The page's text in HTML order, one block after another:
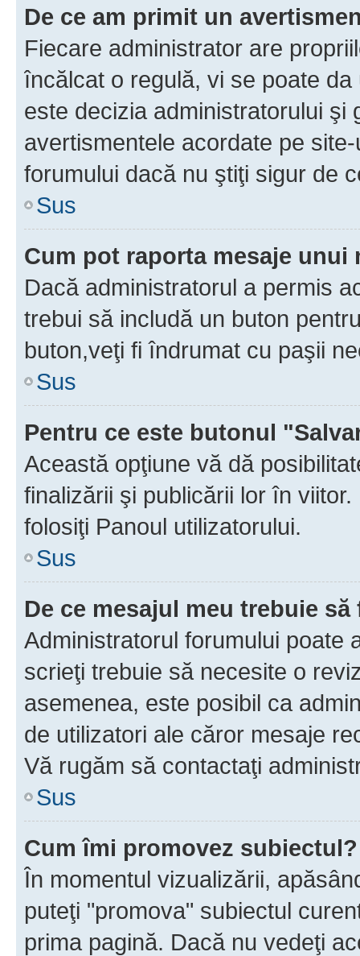
De ce am primit un
Fiecare administrator are
încălcat o regulă, vi se poate
este decizia administratorului şi
avertismentele acordate pe
forumului dacă nu ştiţi sigur de
Sus
Cum pot raporta mesaje unui
Dacă administratorul a permis
trebui să includă un buton
buton,veţi fi îndrumat cu paşii
Sus
Pentru ce este butonul
Această opţiune vă dă
finalizării şi publicării lor în
folosiţi Panoul utilizatorului.
Sus
De ce mesajul meu trebuie
Administratorul forumului poate
scrieţi trebuie să necesite o
asemenea, este posibil ca
de utilizatori ale căror mesaje
Vă rugăm să contactaţi
Sus
Cum îmi promovez subiectul?
În momentul vizualizării,
puteţi "promova" subiectul
prima pagină. Dacă nu vedeţi